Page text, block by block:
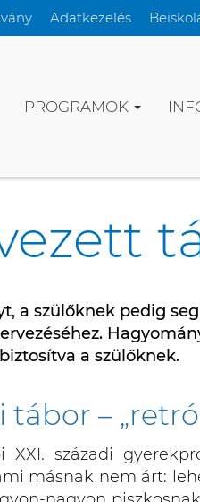
Adatkezelés
PROGRAMOK
a szülőknek pedig
a szülőknek.
tábor –
századi
másnak nem árt: